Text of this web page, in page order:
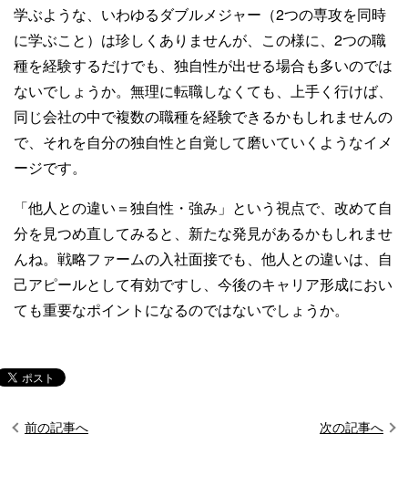
学ぶような、いわゆるダブルメジャー（2つの専攻を同時
に学ぶこと）は珍しくありませんが、この様に、2つの職
種を経験するだけでも、独自性が出せる場合も多いのでは
ないでしょうか。無理に転職しなくても、上手く行けば、
同じ会社の中で複数の職種を経験できるかもしれませんの
で、それを自分の独自性と自覚して磨いていくようなイメ
ージです。
「他人との違い＝独自性・強み」という視点で、改めて自
分を見つめ直してみると、新たな発見があるかもしれませ
んね。戦略ファームの入社面接でも、他人との違いは、自
己アピールとして有効ですし、今後のキャリア形成におい
ても重要なポイントになるのではないでしょうか。
前の記事へ 次の記事へ